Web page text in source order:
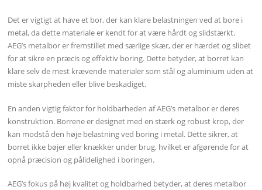
Det er vigtigt at have et bor, der kan klare belastningen ved at bore i
metal, da dette materiale er kendt for at være hårdt og slidstærkt.
AEG’s metalbor er fremstillet med særlige skær, der er hærdet og slibet
for at sikre en præcis og effektiv boring. Dette betyder, at borret kan
klare selv de mest krævende materialer som stål og aluminium uden at
miste skarpheden eller blive beskadiget.
En anden vigtig faktor for holdbarheden af AEG’s metalbor er deres
konstruktion. Borrene er designet med en stærk og robust krop, der
kan modstå den høje belastning ved boring i metal. Dette sikrer, at
borret ikke bøjer eller knækker under brug, hvilket er afgørende for at
opnå præcision og pålidelighed i boringen.
AEG’s fokus på høj kvalitet og holdbarhed betyder, at deres metalbor